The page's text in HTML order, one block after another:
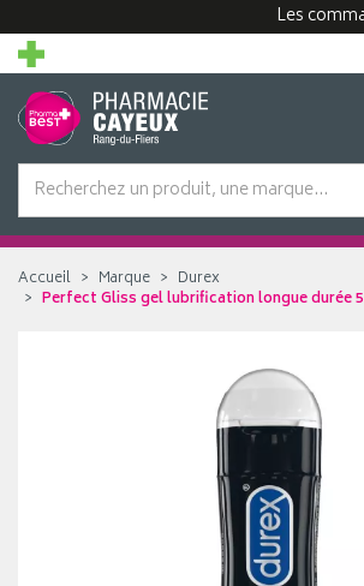
Les
Accueil Marque
Durex
Perfect Gliss gel lubrification longue durée